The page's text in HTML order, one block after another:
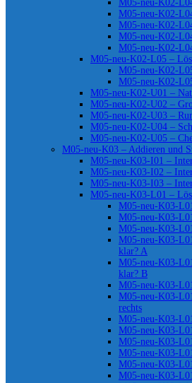
M05-neu-K02-
M05-neu-K02-
M05-neu-K02-
M05-neu-K02-
M05-neu-K02-
M05-neu-K02-L05 –
M05-neu-K02-
M05-neu-K02-
M05-neu-K02-U01 –
M05-neu-K02-U02 –
M05-neu-K02-U03 –
M05-neu-K02-U04 –
M05-neu-K02-U05 –
M05-neu-K03 – Addieren und
M05-neu-K03-I01 –
M05-neu-K03-I02 –
M05-neu-K03-I03 –
M05-neu-K03-L01 –
M05-neu-K03-
M05-neu-K03-
M05-neu-K03-
M05-neu-K03-
klar? A
M05-neu-K03-
klar? B
M05-neu-K03-
M05-neu-K03-
rechts
M05-neu-K03-
M05-neu-K03-
M05-neu-K03-
M05-neu-K03-
M05-neu-K03-
M05-neu-K03-